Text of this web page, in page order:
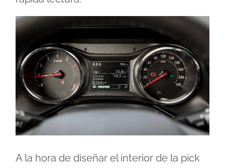
A la hora de diseñar el interior de la pick